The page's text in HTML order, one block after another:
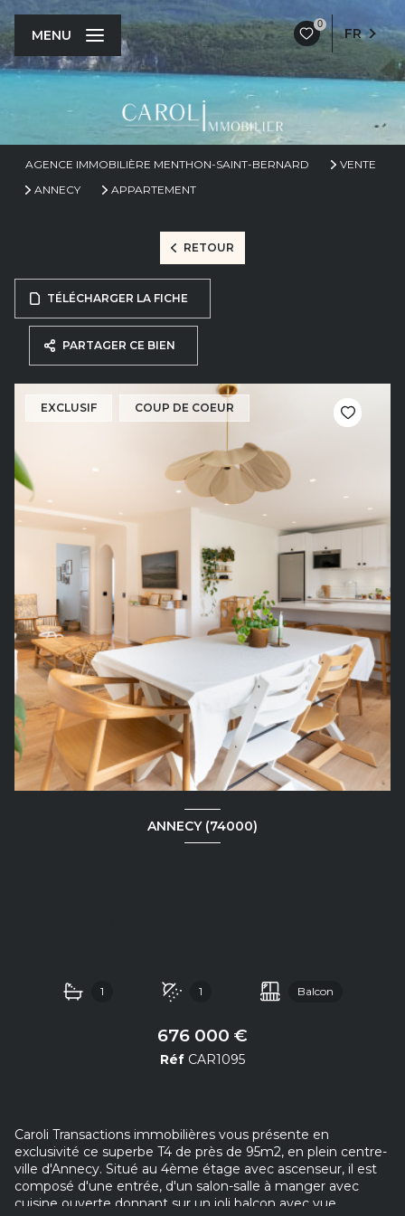
0
FR
MENU
AGENCE IMMOBILIÈRE MENTHON-SAINT-BERNARD
VENTE
ANNECY
APPARTEMENT
RETOUR
TÉLÉCHARGER LA FICHE
PARTAGER CE BIEN
EXCLUSIF COUP DE COEUR
ANNECY (74000)
1 1 Balcon
676 000 €
Réf CAR1095
Caroli Transactions immobilières vous présente en
exclusivité ce superbe T4 de près de 95m2, en plein centre-
ville d'Annecy. Situé au 4ème étage avec ascenseur, il est
composé d'une entrée, d'un salon-salle à manger avec
cuisine ouverte donnant sur un joli balcon avec vue